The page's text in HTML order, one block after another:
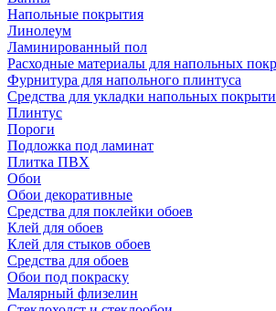
Напольные покрытия
Линолеум
Ламинированный пол
Расходные материалы для напольных
Фурнитура для напольного плинтуса
Средства для укладки напольных
Плинтус
Пороги
Подложка под ламинат
Плитка ПВХ
Обои
Обои декоративные
Средства для поклейки обоев
Клей для обоев
Клей для стыков обоев
Средства для обоев
Обои под покраску
Малярный флизелин